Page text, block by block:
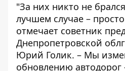
"За них никто не
лучшем случае –
отмечает советник
Днепропетровской
Юрий Голик. – Мы
обновлению